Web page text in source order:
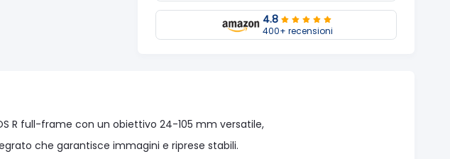
4.8
400+ recensioni
R full-frame con un obiettivo 24-105 mm versatile,
che garantisce immagini e riprese stabili.